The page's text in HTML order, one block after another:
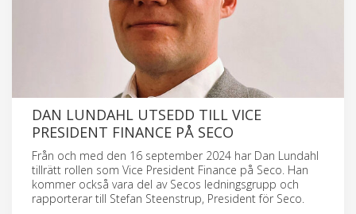
DAN LUNDAHL UTSEDD TILL VICE
PRESIDENT FINANCE PÅ SECO
Från och med den 16 september 2024 har Dan Lundahl
tillrätt rollen som Vice President Finance på Seco. Han
kommer också vara del av Secos ledningsgrupp och
rapporterar till Stefan Steenstrup, President för Seco.